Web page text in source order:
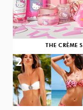
THE CRÈME
2